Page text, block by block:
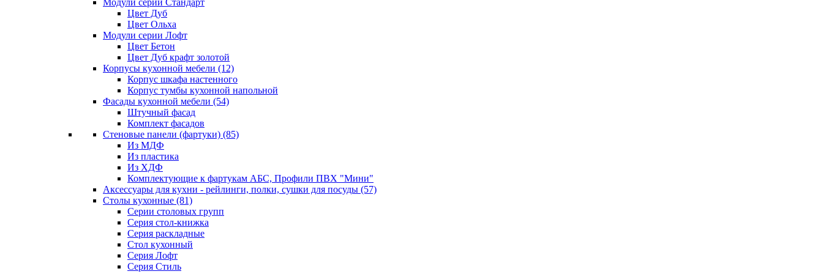
Модули серии Стандарт
Цвет Дуб
Цвет Ольха
Модули серии Лофт
Цвет Бетон
Цвет Дуб крафт золотой
Корпусы кухонной мебели (12)
Корпус шкафа настенного
Корпус тумбы кухонной напольной
Фасады кухонной мебели (54)
Штучный фасад
Комплект фасадов
Стеновые панели (фартуки) (85)
Из МДФ
Из пластика
Из ХДФ
Комплектующие к фартукам АБС, Профили ПВХ "Мини"
Аксессуары для кухни - рейлинги, полки, сушки для посуды (57)
Столы кухонные (81)
Серии столовых групп
Серия стол-книжка
Серия раскладные
Стол кухонный
Серия Лофт
Серия Стиль